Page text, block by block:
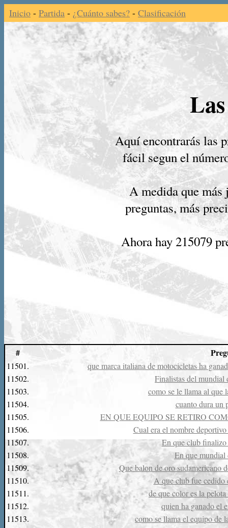
Inicio - Partida - ¿Cuánto sabes? - Clasificación
Aquí encontrarás las
fácil segun el
A medida que más
preguntas, más
Ahora hay 215079
#
11501.
que marca italiana de motocicletas ha
11502.
Finalistas del
11503.
como se le llama al que
11504.
cuanto dura un
11505.
EN QUE EQUIPO SE RETIRO
11506.
Cual era el nombre
11507.
En que club
11508.
En que mundial
11509.
Que balon de oro sudamericano
11510.
A que club fue cedido
11511.
de que color es la
11512.
quien ha ganado el
11513.
como se llama el equipo de